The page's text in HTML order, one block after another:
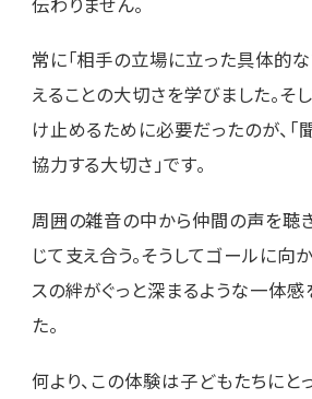
常に「相手の立場に立った具体的
えることの大切さを学びました。そ
け止めるために必要だったのが、「
協力する大切さ」です。
周囲の雑音の中から仲間の声を聴
じて支え合う。そうしてゴールに向
スの絆がぐっと深まるような一体
た。
何より、この体験は子どもたちにと